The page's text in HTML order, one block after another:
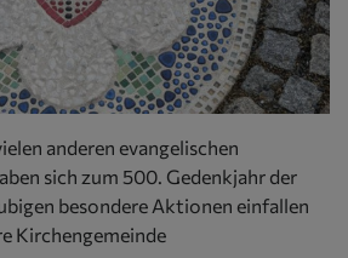
anderen evangelischen
sich zum 500. Gedenkjahr der
besondere Aktionen einfallen
Kirchengemeinde